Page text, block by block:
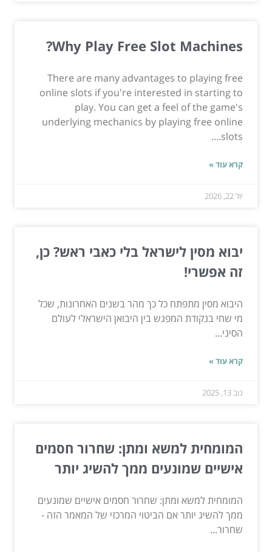
Why Play Free Slot Machines?
There are many advantages to playing free
online slots if you're interested in starting to
play. You can get a feel of the game's
underlying mechanics by playing free online
slots....
קרא עוד »
יול 22, 2026
יבוא מסין לישראל בלי כאבי ראש? כן,
זה אפשרי!
היבוא מסין מתפתח כל כך מהר בשנים האחרונות, שכל
מי שחי בנקודת המפגש בין היבואן הישראלי לעולם
הסיני...
קרא עוד »
נוב 13, 2025
המומחית למשא ומתן: שחרור חסמים
אישיים שמונעים ממך להשיג יותר
המומחית למשא ומתן: שחרור חסמים אישיים שמונעים
ממך להשיג יותר אם הביטוי המרכזי של המאמר הזה -
שחרור...